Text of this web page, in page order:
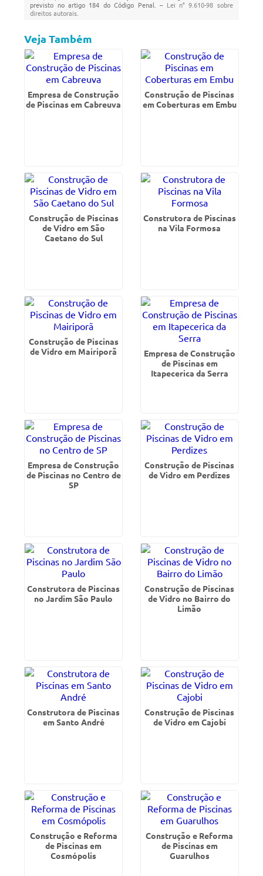
previsto no artigo 184 do Código Penal. – Lei n° 9.610-98 sobre
direitos autorais
Veja Também
Empresa de Construção
de Piscinas em Cabreuva
Construção de Piscinas
em Coberturas em Embu
Construção de Piscinas
de Vidro em São
Caetano do Sul
Construtora de Piscinas
na Vila Formosa
Construção de Piscinas
de Vidro em Mairiporã
Empresa de Construção
de Piscinas em
Itapecerica da Serra
Empresa de Construção
de Piscinas no Centro de
SP
Construção de Piscinas
de Vidro em Perdizes
Construtora de Piscinas
no Jardim São Paulo
Construção de Piscinas
de Vidro no Bairro do
Limão
Construtora de Piscinas
em Santo André
Construção de Piscinas
de Vidro em Cajobi
Construção e Reforma
de Piscinas em
Cosmópolis
Construção e Reforma
de Piscinas em
Guarulhos